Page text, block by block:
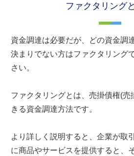
ファクタリング
資金調達は必要だが、どの資金調
決まりでない方はファクタリング
さい。
ファクタリングとは、売掛債権(売
きる資金調達方法です。
より詳しく説明すると、企業が取
に商品やサービスを提供すると、